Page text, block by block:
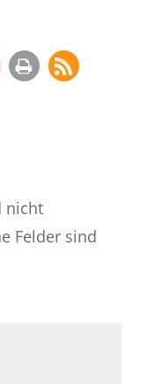
Keine Daten
nicht
Felder sind